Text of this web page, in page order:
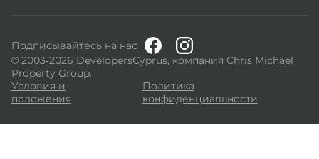
Подписывайтесь на нас
© 2003-2026 DevelopersCyprus, компания Chris Michael
Property Group.
Условия и
положения
Политика
конфиденциальности